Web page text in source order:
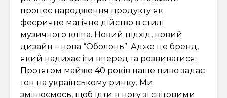
процес народження продукту як
феєричне магічне дійство в стилі
музичного кліпа. Новий підхід, новий
дизайн – нова “Оболонь”. Адже це бренд,
який надихає іти вперед та розвиватися.
Протягом майже 40 років наше пиво задає
тон на українському ринку. Ми
змінюємось, щоб ідти в ногу зі світовими